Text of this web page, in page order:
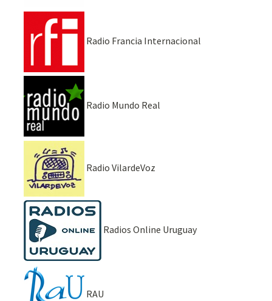
Radio Francia Internacional
Radio Mundo Real
Radio VilardeVoz
Radios Online Uruguay
RAU